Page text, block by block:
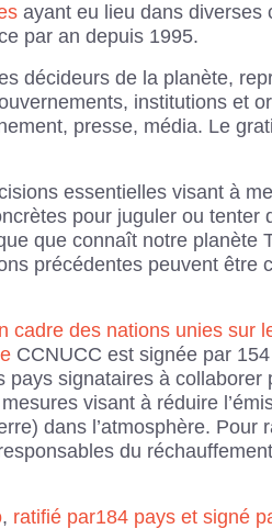
ayant eu lieu dans diverses
par an depuis 1995.
décideurs de la planète,
institutions et
presse, média. Le
essentielles visant à
pour juguler ou tenter
que connaît notre planète
précédentes peuvent être
cadre des nations unies sur
CCNUCC est signée par
pays signataires à collaborer
visant à réduire
dans l’atmosphère. Pour
du
, ratifié par184 pays et signé